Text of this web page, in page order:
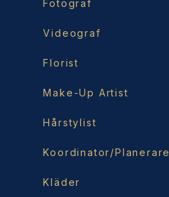
Fotograf
Videograf
Florist
Make-Up Artist
Hårstylist
Koordinator/Planerare
Kläder